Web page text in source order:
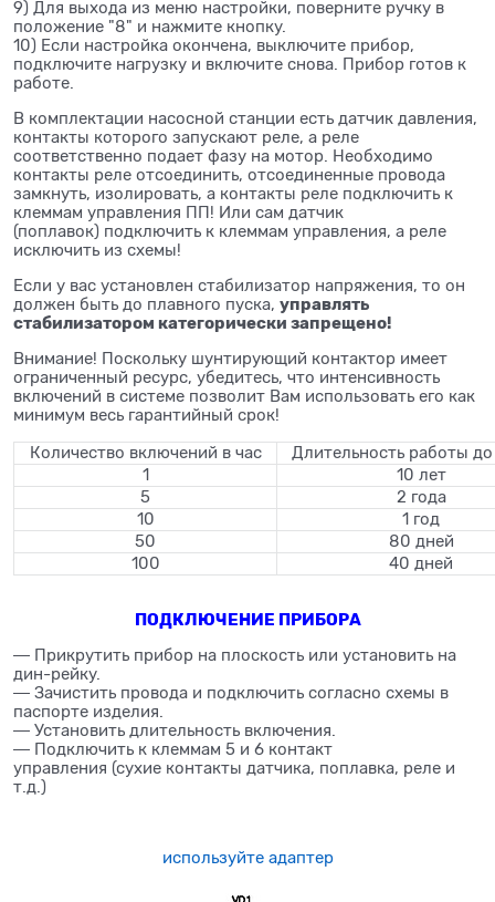
9) Для выхода из меню настройки, поверните ручку в
положение "8" и нажмите кнопку.
10) Если настройка окончена, выключите прибор,
подключите нагрузку и включите снова. Прибор готов к
работе.
В комплектации насосной станции есть датчик давления,
контакты которого запускают реле, а реле
соответственно подает фазу на мотор. Необходимо
контакты реле отсоединить, отсоединенные провода
замкнуть, изолировать, а контакты реле подключить к
клеммам управления ПП! Или сам датчик
(поплавок) подключить к клеммам управления, а реле
исключить из схемы!
Если у вас установлен стабилизатор напряжения, то он
должен быть до плавного пуска, управлять
стабилизатором категорически запрещено!
Внимание! Поскольку шунтирующий контактор имеет
ограниченный ресурс, убедитесь, что интенсивность
включений в системе позволит Вам использовать его как
минимум весь гарантийный срок!
Количество включений в час
Длительность работы до
1
10 лет
5
2 года
10
1 год
50
80 дней
100
40 дней
ПОДКЛЮЧЕНИЕ ПРИБОРА
― Прикрутить прибор на плоскость или установить на
дин-рейку.
― Зачистить провода и подключить согласно схемы в
паспорте изделия.
― Установить длительность включения.
― Подключить к клеммам 5 и 6 контакт
управления (сухие контакты датчика, поплавка, реле и
т.д.)
используйте адаптер